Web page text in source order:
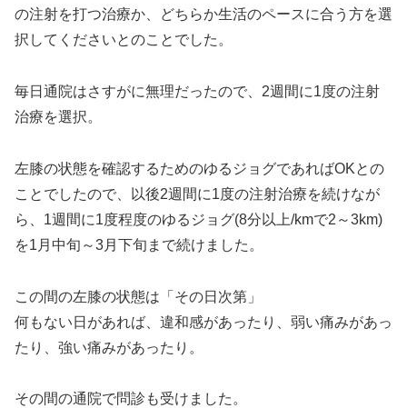
の注射を打つ治療か、どちらか生活のペースに合う方を選
択してくださいとのことでした。
毎日通院はさすがに無理だったので、2週間に1度の注射
治療を選択。
左膝の状態を確認するためのゆるジョグであればOKとの
ことでしたので、以後2週間に1度の注射治療を続けなが
ら、1週間に1度程度のゆるジョグ(8分以上/kmで2～3km)
を1月中旬～3月下旬まで続けました。
この間の左膝の状態は「その日次第」
何もない日があれば、違和感があったり、弱い痛みがあっ
たり、強い痛みがあったり。
その間の通院で問診も受けました。